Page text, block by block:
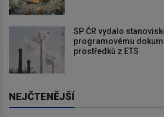
SP ČR vydalo
programovému
prostředků z ETS
NEJČTENĚJŠÍ